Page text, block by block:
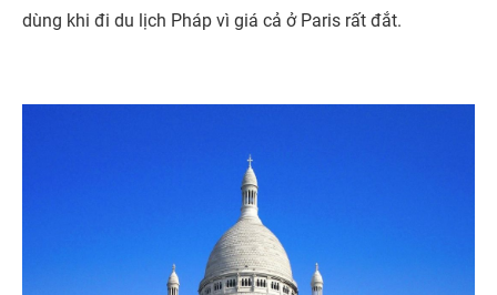
dùng khi đi du lịch Pháp vì giá cả ở Paris rất đắt.